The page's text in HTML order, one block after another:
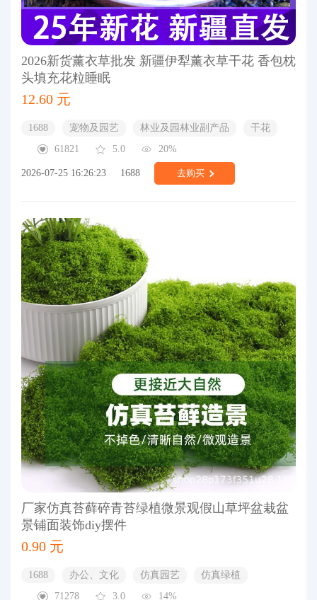
2026新货薰衣草批发 新疆伊犁薰衣草干花 香包枕
头填充花粒睡眠
12.60 元
1688 宠物及园艺 林业及园林业副产品
干花
61821
5.0 20%
2026-07-25 16:26:23 1688 去购买
厂家仿真苔藓碎青苔绿植微景观假山草坪盆栽盆
景铺面装饰diy摆件
0.90 元
1688 办公、文化 仿真园艺
仿真绿植
71278
3.0 14%